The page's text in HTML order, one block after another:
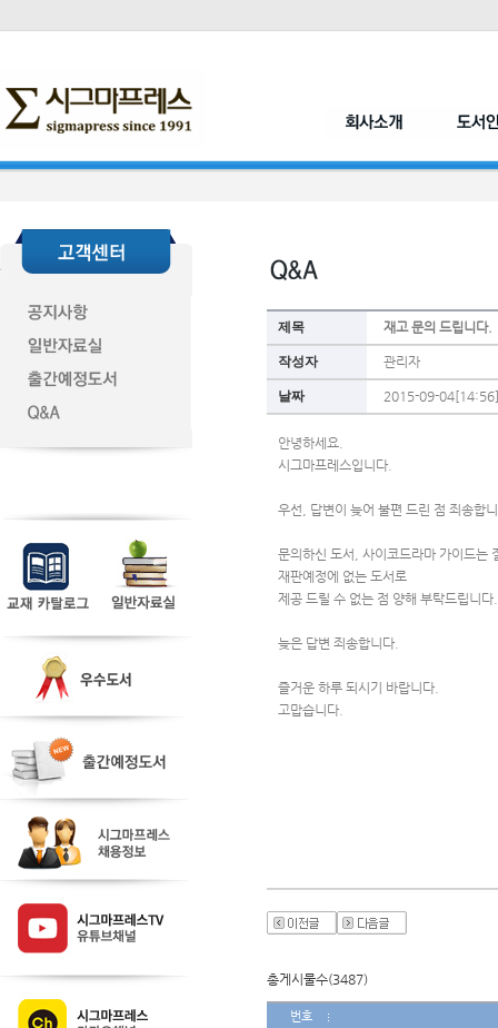
제목 재고 문의 드립니다.
작성자 관리자
날짜 2015-09-04[14:56]
안녕하세요.
시그마프레스입니다.
우선, 답변이 늦어 불편 드린 점 죄송합
문의하신 도서, 사이코드라마 가이드는
재판예정에 없는 도서로
제공 드릴 수 없는 점 양해 부탁드립니다.
늦은 답변 죄송합니다.
즐거운 하루 되시기 바랍니다.
고맙습니다.
총게시물수(3487)
번호